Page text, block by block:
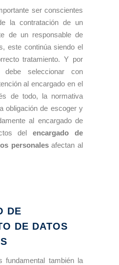
ser conscientes
la contratación de un
de un responsable de
este continúa siendo el
tratamiento. Y por
debe seleccionar con
al encargado en el
de todo, la normativa
obligación de escoger y
al encargado de
delencargado de
personalesafectan al
DE
DE DATOS
fundamental también la